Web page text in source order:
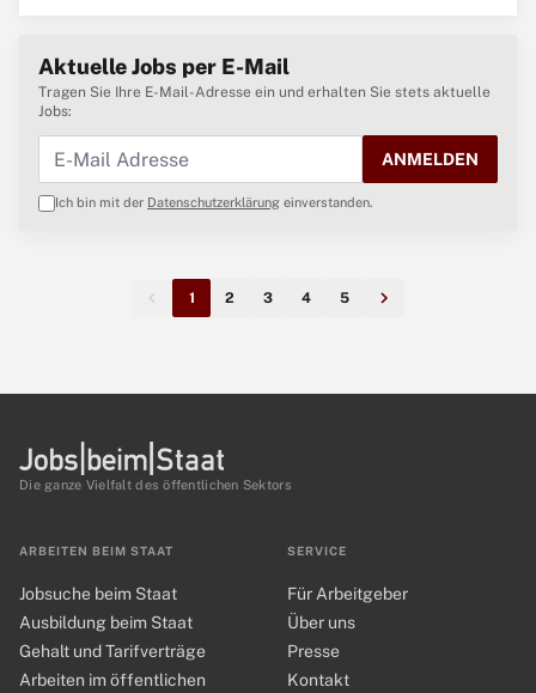
Aktuelle Jobs per E-Mail
Tragen Sie Ihre E-Mail-Adresse ein und erhalten Sie stets aktuelle
Jobs:
ANMELDEN
Ich bin mit der Datenschutzerklärung einverstanden.
1 2 3 4 5
Die ganze Vielfalt des öffentlichen Sektors
ARBEITEN BEIM STAAT
Jobsuche beim Staat
Ausbildung beim Staat
Gehalt und Tarifverträge
Arbeiten im öffentlichen
SERVICE
Für Arbeitgeber
Über uns
Presse
Kontakt